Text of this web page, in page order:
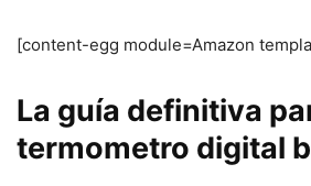
[content-egg module=Amazon
La guía definitiva
termometro digital